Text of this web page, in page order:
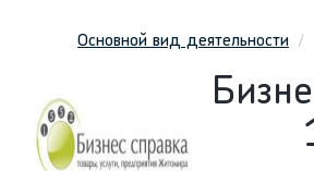
Основной вид деятельности